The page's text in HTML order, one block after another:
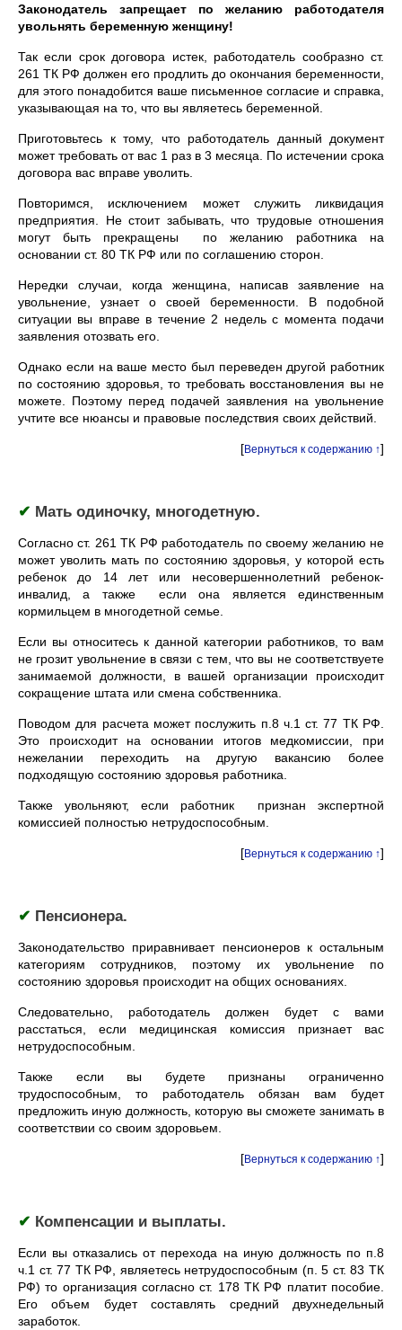
Законодатель запрещает по желанию работодателя
увольнять беременную женщину!
Так если срок договора истек, работодатель сообразно ст.
261 ТК РФ должен его продлить до окончания беременности,
для этого понадобится ваше письменное согласие и справка,
указывающая на то, что вы являетесь беременной.
Приготовьтесь к тому, что работодатель данный документ
может требовать от вас 1 раз в 3 месяца. По истечении срока
договора вас вправе уволить.
Повторимся, исключением может служить ликвидация
предприятия. Не стоит забывать, что трудовые отношения
могут быть прекращены по желанию работника на
основании ст. 80 ТК РФ или по соглашению сторон.
Нередки случаи, когда женщина, написав заявление на
увольнение, узнает о своей беременности. В подобной
ситуации вы вправе в течение 2 недель с момента подачи
заявления отозвать его.
Однако если на ваше место был переведен другой работник
по состоянию здоровья, то требовать восстановления вы не
можете. Поэтому перед подачей заявления на увольнение
учтите все нюансы и правовые последствия своих действий.
[Вернуться к содержанию ↑]
✔ Мать одиночку, многодетную.
Согласно ст. 261 ТК РФ работодатель по своему желанию не
может уволить мать по состоянию здоровья, у которой есть
ребенок до 14 лет или несовершеннолетний ребенок-
инвалид, а также если она является единственным
кормильцем в многодетной семье.
Если вы относитесь к данной категории работников, то вам
не грозит увольнение в связи с тем, что вы не соответствуете
занимаемой должности, в вашей организации происходит
сокращение штата или смена собственника.
Поводом для расчета может послужить п.8 ч.1 ст. 77 ТК РФ.
Это происходит на основании итогов медкомиссии, при
нежелании переходить на другую вакансию более
подходящую состоянию здоровья работника.
Также увольняют, если работник признан экспертной
комиссией полностью нетрудоспособным.
[Вернуться к содержанию ↑]
✔ Пенсионера.
Законодательство приравнивает пенсионеров к остальным
категориям сотрудников, поэтому их увольнение по
состоянию здоровья происходит на общих основаниях.
Следовательно, работодатель должен будет с вами
расстаться, если медицинская комиссия признает вас
нетрудоспособным.
Также если вы будете признаны ограниченно
трудоспособным, то работодатель обязан вам будет
предложить иную должность, которую вы сможете занимать в
соответствии со своим здоровьем.
[Вернуться к содержанию ↑]
✔ Компенсации и выплаты.
Если вы отказались от перехода на иную должность по п.8
ч.1 ст. 77 ТК РФ, являетесь нетрудоспособным (п. 5 ст. 83 ТК
РФ) то организация согласно ст. 178 ТК РФ платит пособие.
Его объем будет составлять средний двухнедельный
заработок.